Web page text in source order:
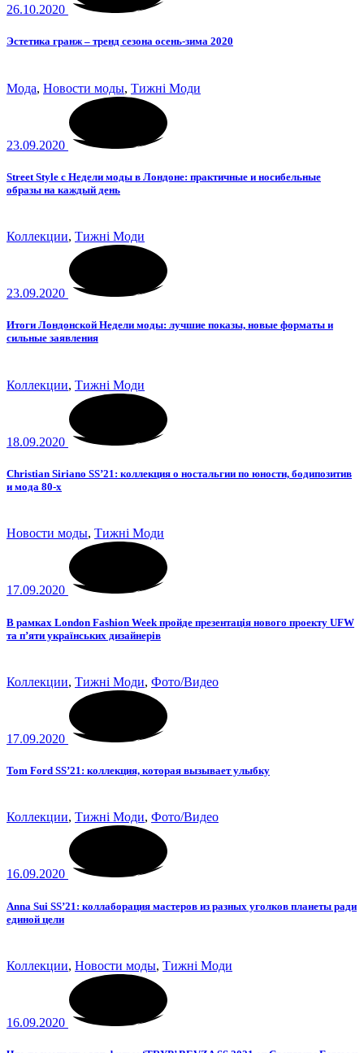
26.10.2020
Эстетика гранж – тренд сезона осень-зима 2020
Мода, Новости моды, Тижні Моди
23.09.2020
Street Style с Недели моды в Лондоне: практичные и носибельные
образы на каждый день
Коллекции, Тижні Моди
23.09.2020
Итоги Лондонской Недели моды: лучшие показы, новые форматы и
сильные заявления
Коллекции, Тижні Моди
18.09.2020
Christian Siriano SS’21: коллекция о ностальгии по юности, бодипозитив
и мода 80-х
Новости моды, Тижні Моди
17.09.2020
В рамках London Fashion Week пройде презентація нового проекту UFW
та п’яти українських дизайнерів
Коллекции, Тижні Моди, Фото/Видео
17.09.2020
Tom Ford SS’21: коллекция, которая вызывает улыбку
Коллекции, Тижні Моди, Фото/Видео
16.09.2020
Anna Sui SS’21: коллаборация мастеров из разных уголков планеты ради
единой цели
Коллекции, Новости моды, Тижні Моди
16.09.2020